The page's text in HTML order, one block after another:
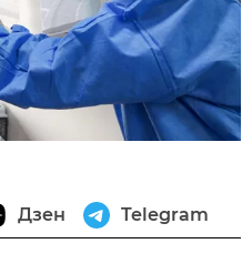
Дзен Telegram